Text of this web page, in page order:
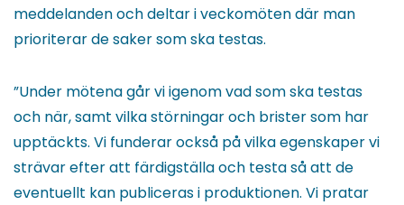
meddelanden och deltar i veckomöten där man
prioriterar de saker som ska testas.
”Under mötena går vi igenom vad som ska testas
och när, samt vilka störningar och brister som har
upptäckts. Vi funderar också på vilka egenskaper vi
strävar efter att färdigställa och testa så att de
eventuellt kan publiceras i produktionen. Vi pratar